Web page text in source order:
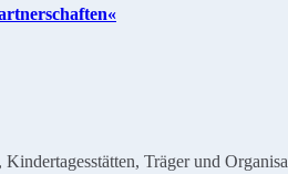
Träger und